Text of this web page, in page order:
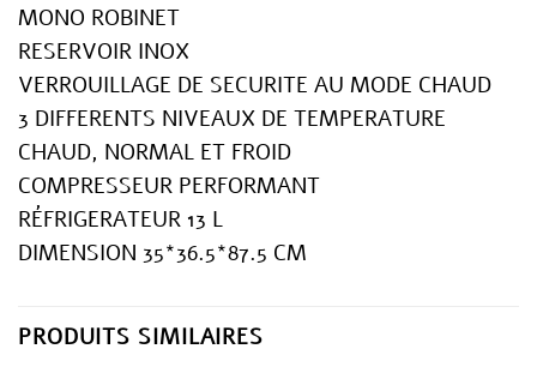
MONO ROBINET
RESERVOIR INOX
VERROUILLAGE DE SECURITE AU MODE CHAUD
3 DIFFERENTS NIVEAUX DE TEMPERATURE
CHAUD, NORMAL ET FROID
COMPRESSEUR PERFORMANT
RÉFRIGERATEUR 13 L
DIMENSION 35*36.5*87.5 CM
PRODUITS SIMILAIRES